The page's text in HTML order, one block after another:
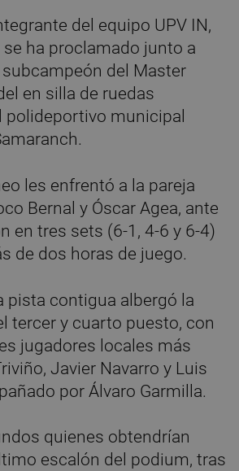
del equipo UPV IN,
ha proclamado junto a
del Master
en silla de ruedas
polideportivo municipal
les enfrentó a la pareja
Bernal y Óscar Agea, ante
en tres sets (6-1, 4-6 y 6-4)
de dos horas de juego.
pista contigua albergó la
tercer y cuarto puesto, con
jugadores locales más
Javier Navarro y Luis
por Álvaro Garmilla.
quienes obtendrían
escalón del podium, tras